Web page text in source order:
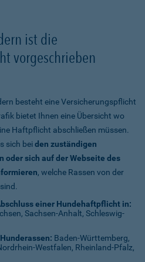
ist die
vorgeschrieben
besteht eine Versicherungspflicht
bietet Ihnen eine Übersicht wo
Haftpflicht abschließen müssen.
sich beiden zuständigen
oder sich auf der Webseite des
, welche Rassen von der
einer Hundehaftpflicht in:
Sachsen-Anhalt, Schleswig-
Baden-Württemberg,
Westfalen, Rheinland-Pfalz,